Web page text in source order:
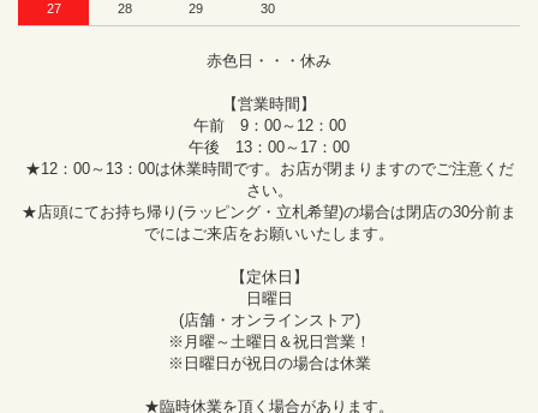
27 28 29 30
赤色日・・・休み
【営業時間】
午前 9：00～12：00
午後 13：00～17：00
★12：00～13：00は休業時間です。お店が閉まりますのでご注意くだ
さい。
★店頭にてお持ち帰り(ラッピング・立札希望)の場合は閉店の30分前ま
でにはご来店をお願いいたします。
【定休日】
日曜日
(店舗・オンラインストア)
※月曜～土曜日＆祝日営業！
※日曜日が祝日の場合は休業
★臨時休業を頂く場合があります。